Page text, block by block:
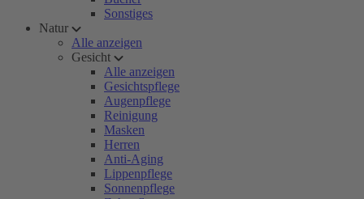
Sonstiges
Natur
Alle anzeigen
Gesicht
Alle anzeigen
Gesichtspflege
Augenpflege
Reinigung
Masken
Herren
Anti-Aging
Lippenpflege
Sonnenpflege